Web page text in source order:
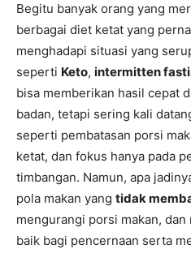
Begitu banyak orang yang
berbagai diet ketat yang
menghadapi situasi yang
seperti Keto, intermitten
bisa memberikan hasil cepat
badan, tetapi sering kali
seperti pembatasan porsi
ketat, dan fokus hanya pada
timbangan. Namun, apa
pola makan yang tidak
mengurangi porsi makan,
baik bagi pencernaan serta